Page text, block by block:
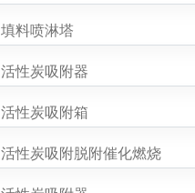
填料喷淋塔
活性炭吸附器
活性炭吸附箱
活性炭吸附脱附催化燃烧